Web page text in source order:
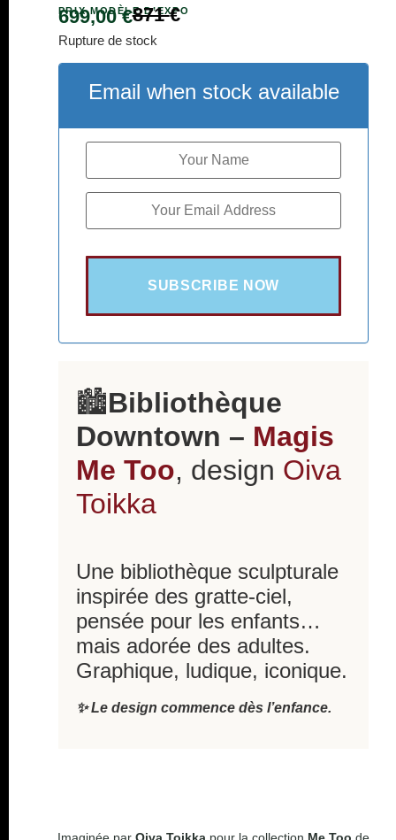
PRIX MODÈLE D’EXPO
699,00€871€
Rupture de stock
Email when stock available
SUBSCRIBE NOW
🏙️Bibliothèque
Downtown – Magis
Me Too, design Oiva
Toikka
Une bibliothèque sculpturale
inspirée des gratte-ciel,
pensée pour les enfants…
mais adorée des adultes.
Graphique, ludique, iconique.
✨ Le design commence dès l’enfance.